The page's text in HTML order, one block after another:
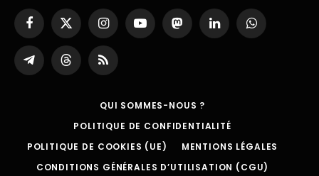
Facebook
X
(Twitter)
InstagramYouTubeMastodonLinkedInWhatsApp
Partager
sur
ThreadsRSS
QUI SOMMES-NOUS ?
POLITIQUE DE CONFIDENTIALITÉ
POLITIQUE DE COOKIES (UE)
MENTIONS LÉGALES
CONDITIONS GÉNÉRALES D’UTILISATION (CGU)